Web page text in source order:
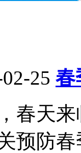
25 春
春天
预防